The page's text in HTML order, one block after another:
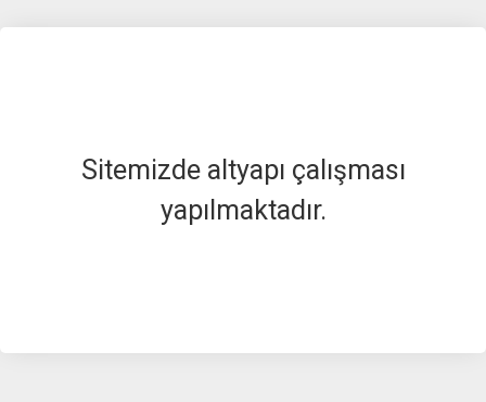
Sitemizde altyapı çalışması
yapılmaktadır.